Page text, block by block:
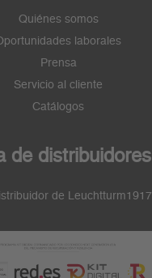
Quiénes somos
laborales
Prensa
Servicio al cliente
Catálogos
de distribuidores
de Leuchtturm1917